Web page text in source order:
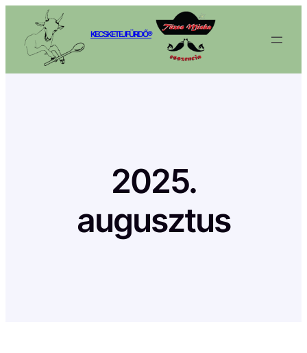
tartalomhoz
KECSKETEJFÜRDŐ®
2025.
augusztus